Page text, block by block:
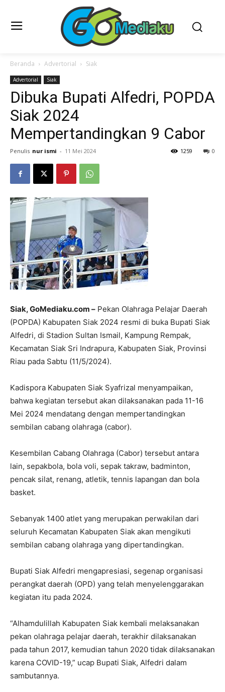
Beranda Advertorial Siak
Advertorial Siak
Dibuka Bupati Alfedri, POPDA
Siak 2024
Mempertandingkan 9 Cabor
Penulis nur ismi - 11 Mei 2024 0
1259
Siak, GoMediaku.com – Pekan Olahraga Pelajar Daerah
(POPDA) Kabupaten Siak 2024 resmi di buka Bupati Siak
Alfedri, di Stadion Sultan Ismail, Kampung Rempak,
Kecamatan Siak Sri Indrapura, Kabupaten Siak, Provinsi
Riau pada Sabtu (11/5/2024).
Kadispora Kabupaten Siak Syafrizal menyampaikan,
bahwa kegiatan tersebut akan dilaksanakan pada 11-16
Mei 2024 mendatang dengan mempertandingkan
sembilan cabang olahraga (cabor).
Kesembilan Cabang Olahraga (Cabor) tersebut antara
lain, sepakbola, bola voli, sepak takraw, badminton,
pencak silat, renang, atletik, tennis lapangan dan bola
basket.
Sebanyak 1400 atlet yang merupakan perwakilan dari
seluruh Kecamatan Kabupaten Siak akan mengikuti
sembilan cabang olahraga yang dipertandingkan.
Bupati Siak Alfedri mengapresiasi, segenap organisasi
perangkat daerah (OPD) yang telah menyelenggarakan
kegiatan itu pada 2024.
“Alhamdulillah Kabupaten Siak kembali melaksanakan
pekan olahraga pelajar daerah, terakhir dilaksanakan
pada tahun 2017, kemudian tahun 2020 tidak dilaksanakan
karena COVID-19,” ucap Bupati Siak, Alfedri dalam
sambutannya.